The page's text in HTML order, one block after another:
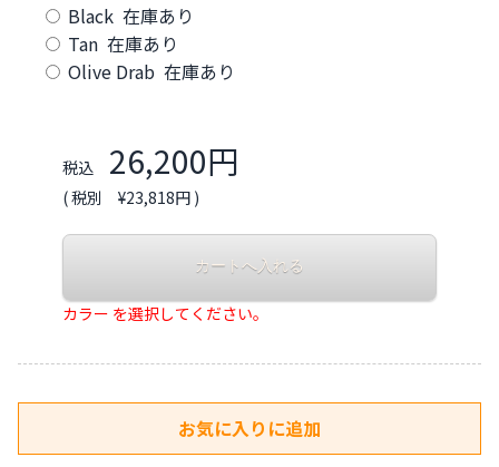
Black 在庫あり
Tan 在庫あり
Olive Drab 在庫あり
税込 26,200円
( 税別 ¥23,818円 )
カラー を選択してください。